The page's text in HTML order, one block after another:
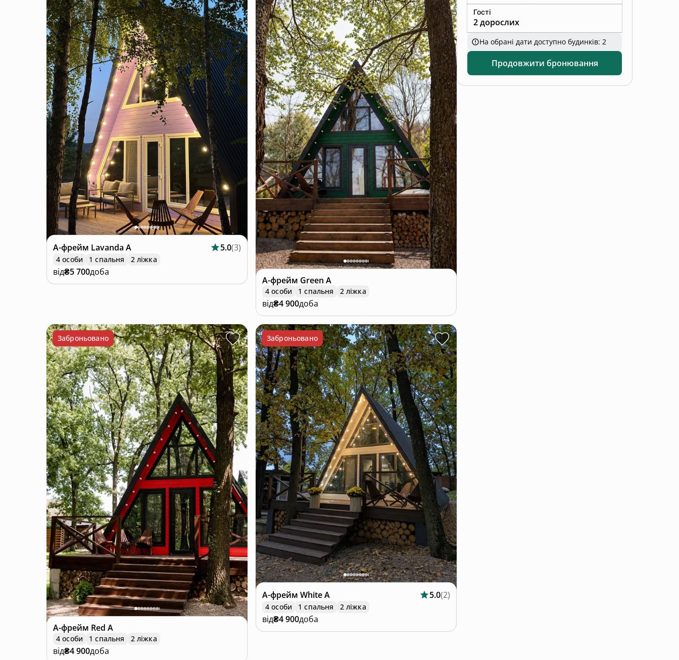
А-фрейм Lavanda A 5.0(3)
4 особи 1 спальня 2 ліжка
від₴5 700доба
А-фрейм Green A
4 особи 1 спальня 2 ліжка
від₴4 900доба
Заброньовано
А-фрейм Red A
4 особи 1 спальня 2 ліжка
від₴4 900доба
Заброньовано
А-фрейм White A 5.0(2)
4 особи 1 спальня 2 ліжка
від₴4 900доба
Гості
2 дорослих
На обрані дати доступно будинків: 2
Продовжити бронювання